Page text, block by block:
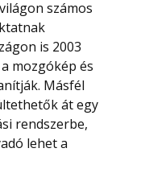
számos
is 2003
mozgókép és
Másfél
át egy
rendszerbe,
lehet a